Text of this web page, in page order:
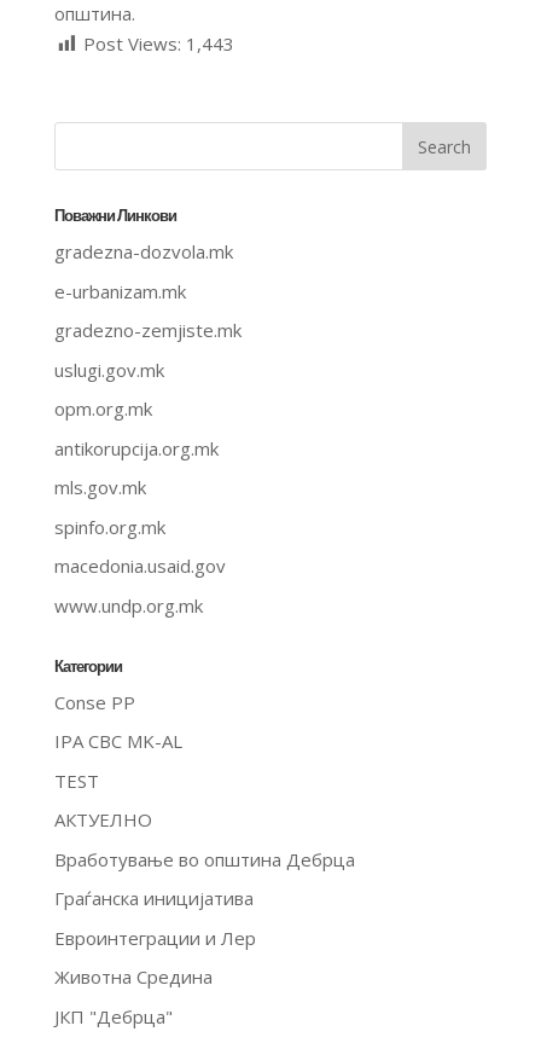
општина.
Post Views: 1,443
Поважни Линкови
gradezna-dozvola.mk
e-urbanizam.mk
gradezno-zemjiste.mk
uslugi.gov.mk
opm.org.mk
antikorupcija.org.mk
mls.gov.mk
spinfo.org.mk
macedonia.usaid.gov
www.undp.org.mk
Категории
Conse PP
IPA CBC MK-AL
TEST
АКТУЕЛНО
Вработување во општина Дебрца
Граѓанска иницијатива
Евроинтеграции и Лер
Животна Средина
ЈКП "Дебрца"